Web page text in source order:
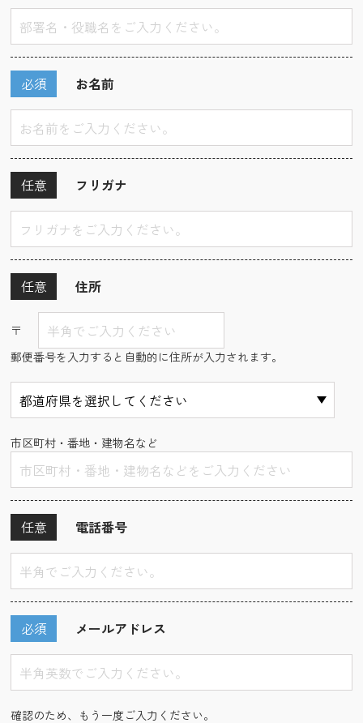
お名前
必須
フリガナ
任意
住所
任意
〒
郵便番号を入力すると自動的に住所が入力されます。
市区町村・番地・建物名など
電話番号
任意
メールアドレス
必須
確認のため、もう一度ご入力ください。